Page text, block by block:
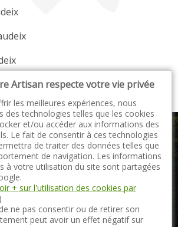
Artisan respecte votre vie privée
les meilleures expériences, nous
des technologies telles que les cookies
et/ou accéder aux informations des
Le fait de consentir à ces technologies
de traiter des données telles que
de navigation. Les informations
à votre utilisation du site sont partagées
+ sur l'utilisation des cookies par
)
ne pas consentir ou de retirer son
peut avoir un effet négatif sur